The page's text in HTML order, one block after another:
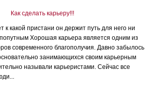
Как сделать карьеру!!!
к какой пристани он держит путь для него ни
Хорошая карьера является одним из
современного благополучия. Давно забылось
занимающихся своим карьерным
называли карьеристами. Сейчас все